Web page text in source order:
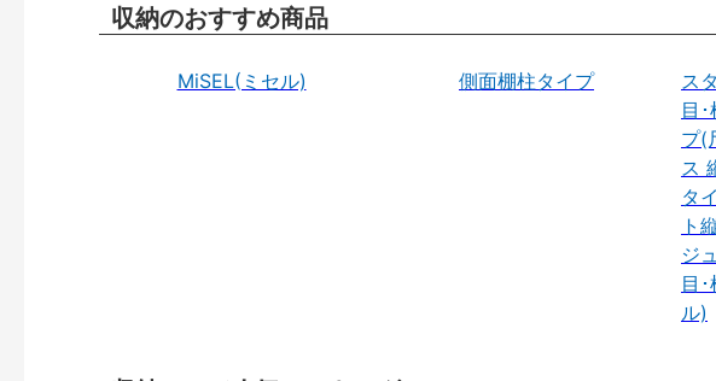
収納のおすすめ商品
MiSEL(ミセル) 側面棚柱タイプ
ス
目
プ(
ス
タ
ト
ジ
目
ル)